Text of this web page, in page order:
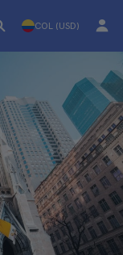
COL (USD)